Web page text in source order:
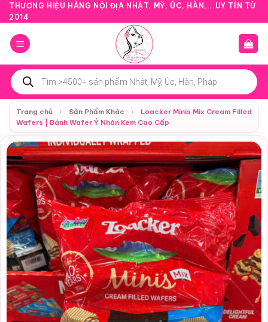
Bỏ
qua
nội
dung
THƯƠNG HIỆU HÀNG NỘI ĐỊA NHẬT, MỸ, ÚC, HÀN,...UY TÍN TỪ
2014
Tìm
kiếm
sản
phẩm
Trang chủ
› Sản Phẩm Khác ›
Loacker Minis Mix Cream Filled
Wafers | Bánh Wafer Ý Nhân Kem Cao Cấp